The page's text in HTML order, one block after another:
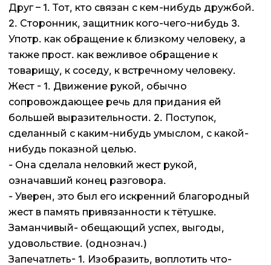
Друг – 1. Тот, кто связан с кем-нибудь дружбой.
2. Сторонник, защитник кого-чего-нибудь 3.
Употр. как обращение к близкому человеку, а
также прост. как вежливое обращение к
товарищу, к соседу, к встречному человеку.
Жест - 1. Движение рукой, обычно
сопровождающее речь для придания ей
большей выразительности. 2. Поступок,
сделанный с каким-нибудь умыслом, с какой-
нибудь показной целью.
- Она сделала неловкий жест рукой,
означавший конец разговора.
- Уверен, это был его искренний благородный
жест в память привязанности к тётушке.
Заманчивый- обещающий успех, выгоды,
удовольствие. (однознач.)
Запечатлеть- 1. Изобразить, воплотить что-